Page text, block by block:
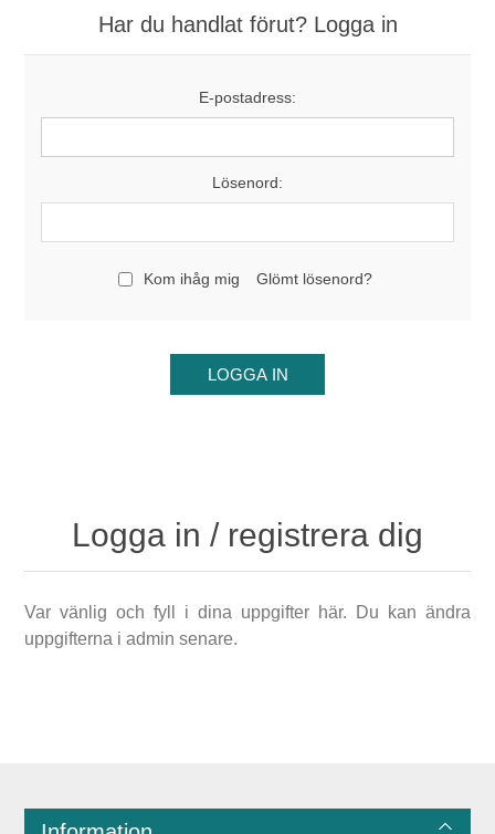
Har du handlat förut? Logga in
E-postadress:
Lösenord:
Kom ihåg mig Glömt lösenord?
Logga in / registrera dig
Var vänlig och fyll i dina uppgifter här. Du kan ändra
uppgifterna i admin senare.